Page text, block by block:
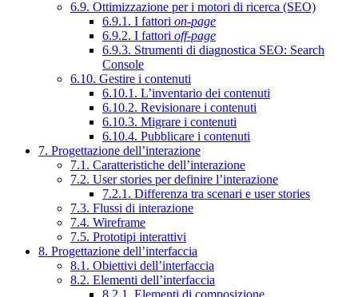
6.9. Ottimizzazione per i motori di ricerca (SEO)
6.9.1. I fattori on-page
6.9.2. I fattori off-page
6.9.3. Strumenti di diagnostica SEO: Search
Console
6.10. Gestire i contenuti
6.10.1. L’inventario dei contenuti
6.10.2. Revisionare i contenuti
6.10.3. Migrare i contenuti
6.10.4. Pubblicare i contenuti
7. Progettazione dell’interazione
7.1. Caratteristiche dell’interazione
7.2. User stories per definire l’interazione
7.2.1. Differenza tra scenari e user stories
7.3. Flussi di interazione
7.4. Wireframe
7.5. Prototipi interattivi
8. Progettazione dell’interfaccia
8.1. Obiettivi dell’interfaccia
8.2. Elementi dell’interfaccia
8.2.1. Elementi di composizione